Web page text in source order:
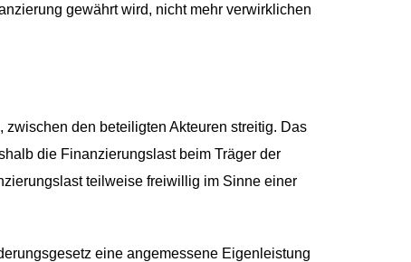
gewährt wird, nicht mehr verwirklichen
den beteiligten Akteuren streitig. Das
die Finanzierungslast beim Träger der
teilweise freiwillig im Sinne einer
eine angemessene Eigenleistung